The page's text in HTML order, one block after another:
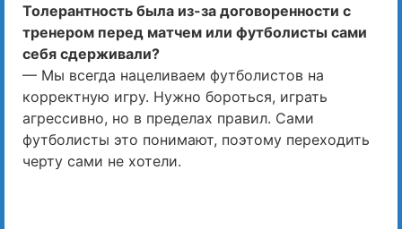
Толерантность была из-за договоренности с
тренером перед матчем или футболисты сами
себя сдерживали?
— Мы всегда нацеливаем футболистов на
корректную игру. Нужно бороться, играть
агрессивно, но в пределах правил. Сами
футболисты это понимают, поэтому переходить
черту сами не хотели.